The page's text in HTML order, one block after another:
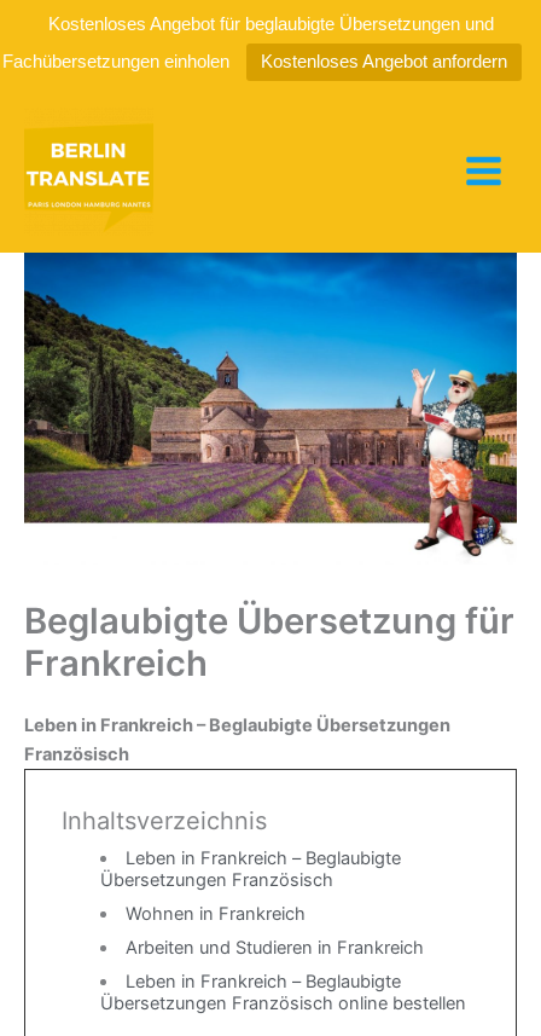
Kostenloses Angebot für beglaubigte Übersetzungen und
Fachübersetzungen einholen
Kostenloses Angebot anfordern
springen
Beglaubigte Übersetzung für
Frankreich
Leben in Frankreich– Beglaubigte Übersetzungen
Französisch
Inhaltsverzeichnis
Leben in Frankreich – Beglaubigte
Übersetzungen Französisch
Wohnen in Frankreich
Arbeiten und Studieren in Frankreich
Leben in Frankreich – Beglaubigte
Übersetzungen Französisch online bestellen